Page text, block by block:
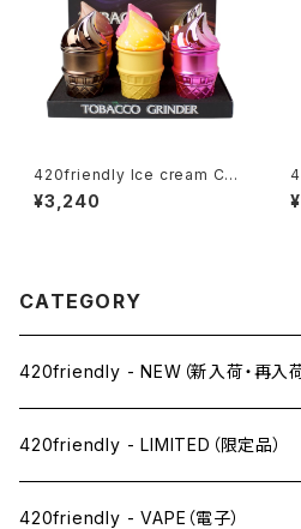
420friendly Ice cream Con
e Herb Grinder (4層構造）グ
ラインダー
¥3,240
l" レモネード
CATEGORY
420friendly - NEW（新入荷・再入荷
420friendly - LIMITED（限定品）
420friendly - VAPE（電子）